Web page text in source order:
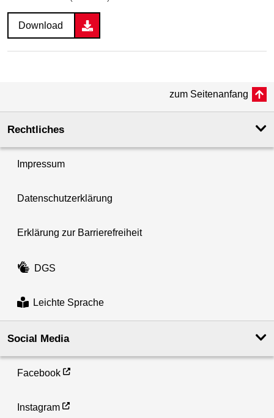
Download
zum Seitenanfang
Rechtliches
Impressum
Datenschutzerklärung
Erklärung zur Barrierefreiheit
DGS
Leichte Sprache
Social Media
Facebook
Instagram